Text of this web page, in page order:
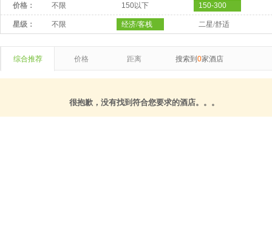
价格： 不限 150以下 150-300
星级： 不限 经济/客栈 二星/舒适
综合推荐 价格 距离 搜索到 0家酒店
很抱歉，没有找到符合您要求的酒店。。。